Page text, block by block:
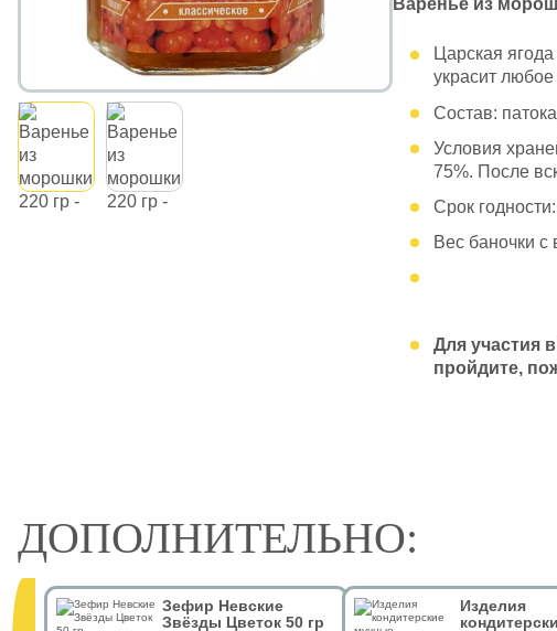
Варенье из
Царская
украсит любое
Состав:
Условия
75%. После
Срок
Вес баночки с
Для участия
пройдите,
ДОПОЛНИТЕЛЬНО:
Зефир Невские
Звёзды Цветок 50 гр
Изделия